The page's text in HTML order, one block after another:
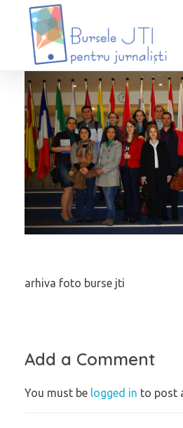
Bursele JTI pentru Jurnalisti
ediția 2018-2019
arhiva foto burse jti
Add a Comment
You must be logged in to post